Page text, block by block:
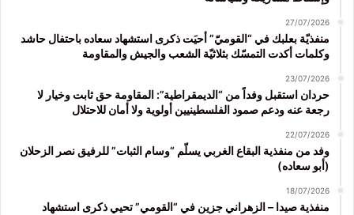
27/07/2026
منفذيّة بعلبك في “القوميّ” أحيَت ذكرى استشهاد سعاده باحتفال حاشد
وكلمات أكدت التمسّك بثلاثيّة الشعب والجيش والمقاومة
23/07/2026
حردان استقبل وفداً من “الديمقراطية”: المقاومة حق ثابت وخيار لا
رجعة عنه ودعم صمود الفلسطينيين أولوية ولا أمان للاحتلال
22/07/2026
وفد من منفذية البقاع الغربي يسلّم “وسام الثبات” للرفيق نصر الزحلان
(أبو سعاده)
18/07/2026
منفذية صيدا – الزهراني جزين في “القومي” تحيي ذكرى استشهاد